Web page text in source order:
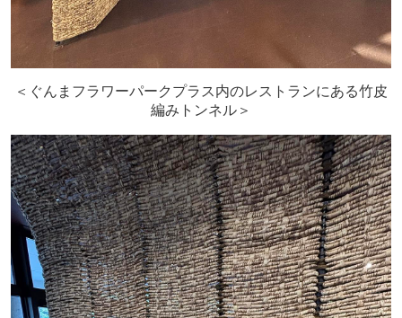
＜ぐんまフラワーパークプラス内のレストランにある竹皮
編みトンネル＞